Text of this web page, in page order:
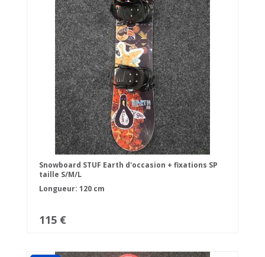
Snowboard STUF Earth d'occasion + fixations SP
taille S/M/L
Longueur: 120 cm
115 €